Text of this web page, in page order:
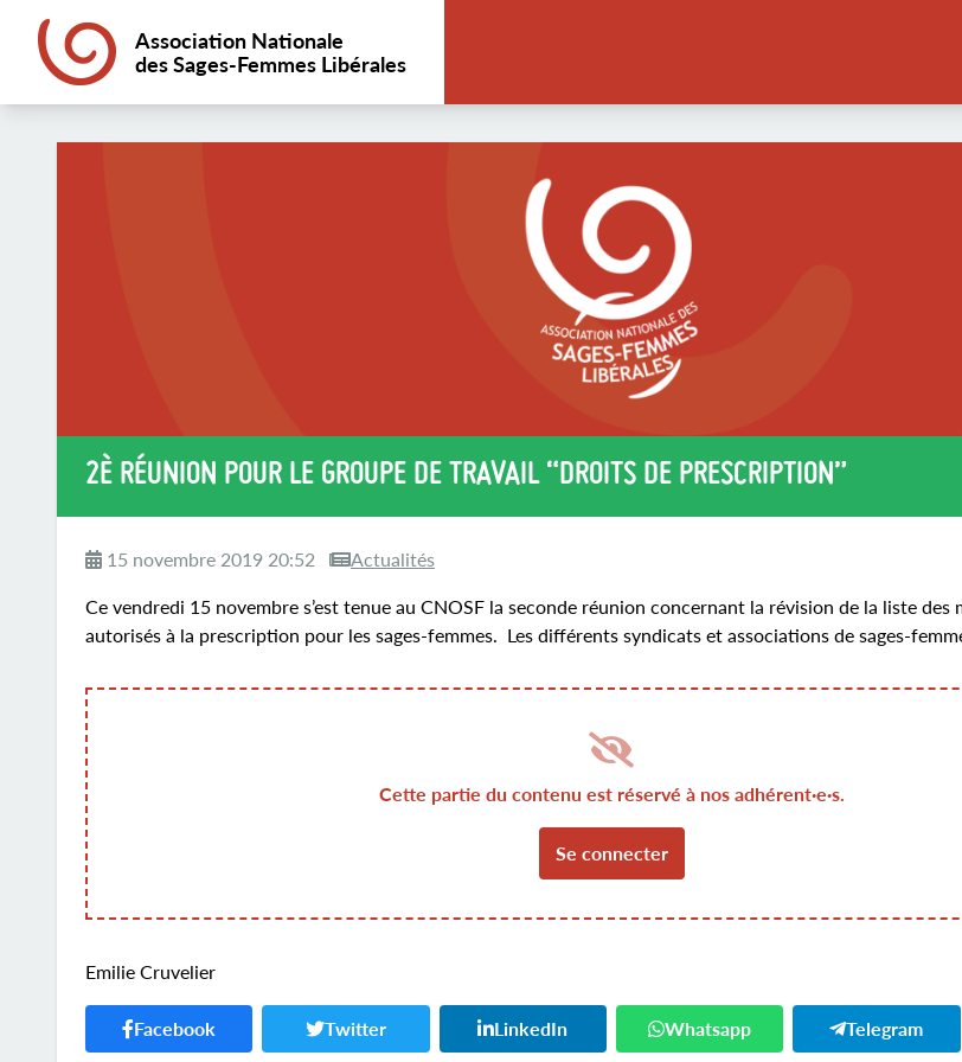
Association Nationale
des Sages-Femmes Libérales
2È RÉUNION POUR LE GROUPE DE TRAVAIL “DROITS DE PRESCRIPTION”
15 novembre 2019 20:52 Actualités
Ce vendredi 15 novembre s’est tenue au CNOSF la seconde réunion concernant la révision de la liste des
autorisés à la prescription pour les sages-femmes. Les différents syndicats et associations de sages-
Cette partie du contenu est réservé à nos adhérent·e·s.
Se connecter
Emilie Cruvelier
Facebook Twitter LinkedIn Whatsapp Telegram